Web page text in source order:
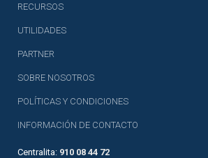
RECURSOS
UTILIDADES
PARTNER
SOBRE NOSOTROS
INFORMACIÓN DE CONTACTO
Centralita: 910 08 44 72
POLÍTICAS Y CONDICIONES